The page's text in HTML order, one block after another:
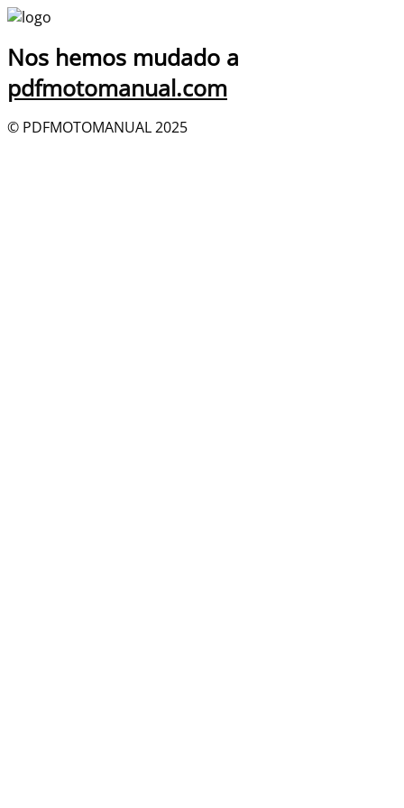
Nos hemos mudado a
pdfmotomanual.com
© PDFMOTOMANUAL 2025